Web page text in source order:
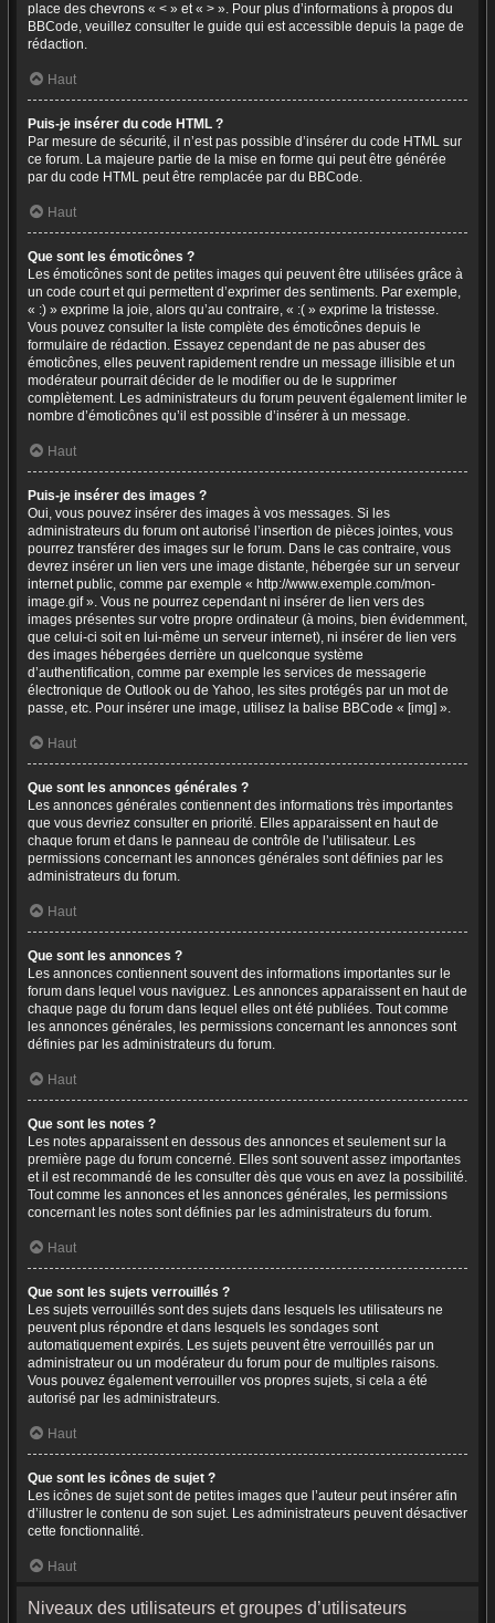
place des chevrons « < » et « > ». Pour plus d’informations à propos du
BBCode, veuillez consulter le guide qui est accessible depuis la page de
rédaction.
Haut
Puis-je insérer du code HTML ?
Par mesure de sécurité, il n’est pas possible d’insérer du code HTML sur
ce forum. La majeure partie de la mise en forme qui peut être générée
par du code HTML peut être remplacée par du BBCode.
Haut
Que sont les émoticônes ?
Les émoticônes sont de petites images qui peuvent être utilisées grâce à
un code court et qui permettent d’exprimer des sentiments. Par exemple,
« :) » exprime la joie, alors qu’au contraire, « :( » exprime la tristesse.
Vous pouvez consulter la liste complète des émoticônes depuis le
formulaire de rédaction. Essayez cependant de ne pas abuser des
émoticônes, elles peuvent rapidement rendre un message illisible et un
modérateur pourrait décider de le modifier ou de le supprimer
complètement. Les administrateurs du forum peuvent également limiter le
nombre d’émoticônes qu’il est possible d’insérer à un message.
Haut
Puis-je insérer des images ?
Oui, vous pouvez insérer des images à vos messages. Si les
administrateurs du forum ont autorisé l’insertion de pièces jointes, vous
pourrez transférer des images sur le forum. Dans le cas contraire, vous
devrez insérer un lien vers une image distante, hébergée sur un serveur
internet public, comme par exemple « http://www.exemple.com/mon-
image.gif ». Vous ne pourrez cependant ni insérer de lien vers des
images présentes sur votre propre ordinateur (à moins, bien évidemment,
que celui-ci soit en lui-même un serveur internet), ni insérer de lien vers
des images hébergées derrière un quelconque système
d’authentification, comme par exemple les services de messagerie
électronique de Outlook ou de Yahoo, les sites protégés par un mot de
passe, etc. Pour insérer une image, utilisez la balise BBCode « [img] ».
Haut
Que sont les annonces générales ?
Les annonces générales contiennent des informations très importantes
que vous devriez consulter en priorité. Elles apparaissent en haut de
chaque forum et dans le panneau de contrôle de l’utilisateur. Les
permissions concernant les annonces générales sont définies par les
administrateurs du forum.
Haut
Que sont les annonces ?
Les annonces contiennent souvent des informations importantes sur le
forum dans lequel vous naviguez. Les annonces apparaissent en haut de
chaque page du forum dans lequel elles ont été publiées. Tout comme
les annonces générales, les permissions concernant les annonces sont
définies par les administrateurs du forum.
Haut
Que sont les notes ?
Les notes apparaissent en dessous des annonces et seulement sur la
première page du forum concerné. Elles sont souvent assez importantes
et il est recommandé de les consulter dès que vous en avez la possibilité.
Tout comme les annonces et les annonces générales, les permissions
concernant les notes sont définies par les administrateurs du forum.
Haut
Que sont les sujets verrouillés ?
Les sujets verrouillés sont des sujets dans lesquels les utilisateurs ne
peuvent plus répondre et dans lesquels les sondages sont
automatiquement expirés. Les sujets peuvent être verrouillés par un
administrateur ou un modérateur du forum pour de multiples raisons.
Vous pouvez également verrouiller vos propres sujets, si cela a été
autorisé par les administrateurs.
Haut
Que sont les icônes de sujet ?
Les icônes de sujet sont de petites images que l’auteur peut insérer afin
d’illustrer le contenu de son sujet. Les administrateurs peuvent désactiver
cette fonctionnalité.
Haut
Niveaux des utilisateurs et groupes d’utilisateurs